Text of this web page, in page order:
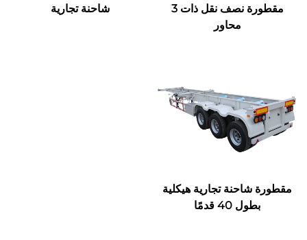
مقطورة نصف نقل ذات 3
محاور
شاحنة تجارية
مقطورة شاحنة تجارية هيكلية
بطول 40 قدمًا